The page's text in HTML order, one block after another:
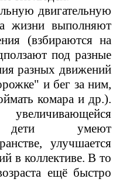
двигательную
жизни выполняют
(взбираются на
под разные
разных движений
и бег за ним,
комара и др.).
дети умеют
улучшается
в коллективе. В то
ещё быстро